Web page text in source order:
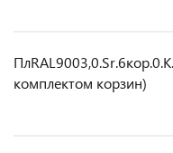
комплектом корзин)